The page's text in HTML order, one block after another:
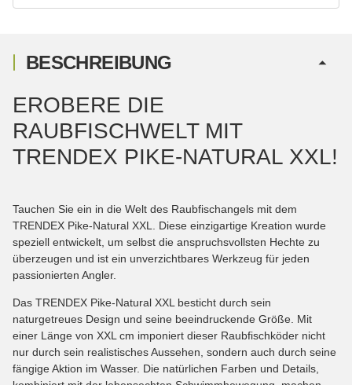
BESCHREIBUNG
EROBERE DIE
RAUBFISCHWELT MIT
TRENDEX PIKE-NATURAL XXL!
Tauchen Sie ein in die Welt des Raubfischangels mit dem
TRENDEX Pike-Natural XXL. Diese einzigartige Kreation wurde
speziell entwickelt, um selbst die anspruchsvollsten Hechte zu
überzeugen und ist ein unverzichtbares Werkzeug für jeden
passionierten Angler.
Das TRENDEX Pike-Natural XXL besticht durch sein
naturgetreues Design und seine beeindruckende Größe. Mit
einer Länge von XXL cm imponiert dieser Raubfischköder nicht
nur durch sein realistisches Aussehen, sondern auch durch seine
fängige Aktion im Wasser. Die natürlichen Farben und Details,